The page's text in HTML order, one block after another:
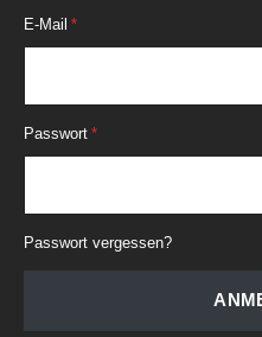
E-Mail
Passwort
Passwort vergessen?